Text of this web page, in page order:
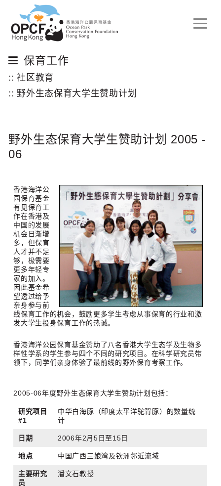
Toggle
保育工作
:: 社区教育
:: 野外生态保育大学生赞助计划
野外生态保育大学生赞助计划 2005 -
06
香港海洋公
园保育基金
有见保育工
作在香港及
中国的发展
机会日渐增
多，但保育
人才并不足
够，极需要
更多年轻专
家的加入。
因此基金希
望透过给予
亲身参与前
线保育工作的机会，鼓励更多学生考虑从事保育的行业和激
发大学生投身保育工作的热诚。
香港海洋公园保育基金赞助了八名香港大学生态学及生物多
样性学系的学生参与四个不同的研究项目。在科学研究员带
领下，同学们亲身体验了最前线的野外保育考察工作。
2005-06年度野外生态保育大学生赞助计划包括：
研究项目
#1
中华白海豚（印度太平洋驼背豚）的数量统
计
日期 2006年2月5日至15日
地点 中国广西三娘湾及钦洲邻近流域
主要研究
员
潘文石教授